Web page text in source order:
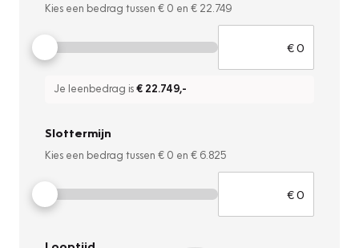
Kies een bedrag tussen € 0 en € 22.749
Je leenbedrag is€ 22.749,-
Slottermijn
Kies een bedrag tussen € 0 en € 6.825